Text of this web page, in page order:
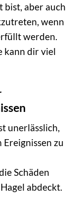
bist, aber auch
wenn
werden.
kann dir viel
unerlässlich,
zu
Schäden
abdeckt.